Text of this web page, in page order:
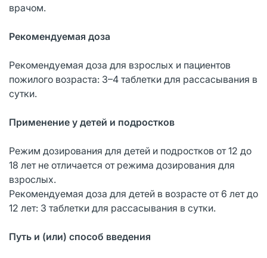
врачом.
Рекомендуемая доза
Рекомендуемая доза для взрослых и пациентов
пожилого возраста: 3–4 таблетки для рассасывания в
сутки.
Применение у детей и подростков
Режим дозирования для детей и подростков от 12 до
18 лет не отличается от режима дозирования для
взрослых.
Рекомендуемая доза для детей в возрасте от 6 лет до
12 лет: 3 таблетки для рассасывания в сутки.
Путь и (или) способ введения